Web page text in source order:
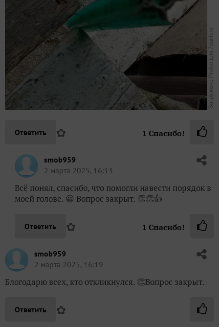
Ответить ✿ 1 Спасибо!
smob959
2 марта 2025, 16:13
Всё понял, спасибо, что помогли навести порядок в
моей голове. 😀 Вопрос закрыт. 👏👏👍
Ответить ✿ 1 Спасибо!
smob959
2 марта 2025, 16:19
Блогодарю всех, кто откликнулся. 👏Вопрос закрыт.
Ответить ✿